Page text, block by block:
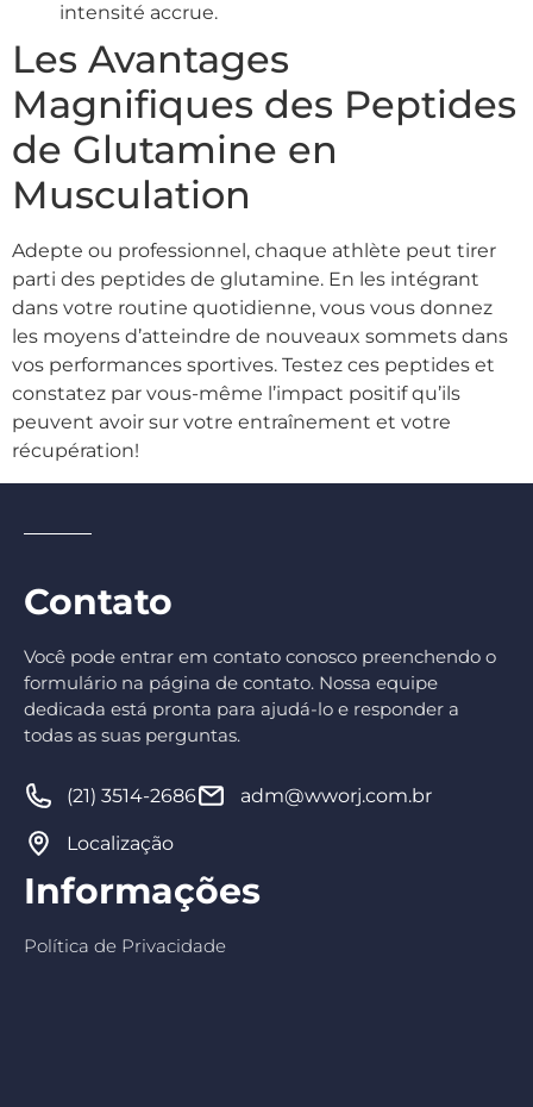
intensité accrue.
Les Avantages
Magnifiques des Peptides
de Glutamine en
Musculation
Adepte ou professionnel, chaque athlète peut tirer
parti des peptides de glutamine. En les intégrant
dans votre routine quotidienne, vous vous donnez
les moyens d’atteindre de nouveaux sommets dans
vos performances sportives. Testez ces peptides et
constatez par vous-même l’impact positif qu’ils
peuvent avoir sur votre entraînement et votre
récupération!
Contato
Você pode entrar em contato conosco preenchendo o
formulário na página de contato. Nossa equipe
dedicada está pronta para ajudá-lo e responder a
todas as suas perguntas.
(21) 3514-2686 adm@wworj.com.br
Localização
Informações
Política de Privacidade